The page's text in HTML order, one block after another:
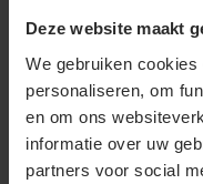
Deze website maakt
We gebruiken
personaliseren, om
en om ons
informatie over uw
partners voor social
jas dames
geborstelde
dames en heren.
voorzakken,
decoratieve stiksels
aan de boord